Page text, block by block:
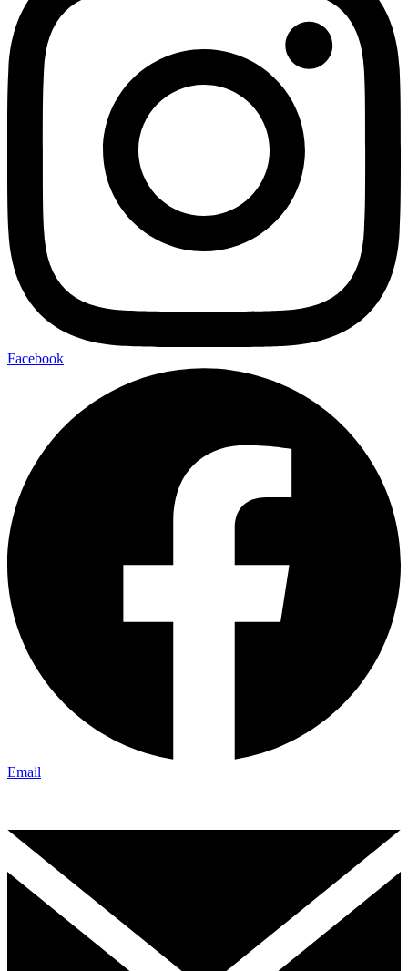
Facebook
Email